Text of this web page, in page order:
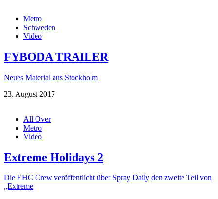
Metro
Schweden
Video
FYBODA TRAILER
Neues Material aus Stockholm
23. August 2017
All Over
Metro
Video
Extreme Holidays 2
Die EHC Crew veröffentlicht über Spray Daily den zweite Teil von
„Extreme